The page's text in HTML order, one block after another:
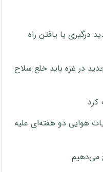
درگیری یا یافتن راه
در غزه باید خلع سلاح
کرد
هوایی دو هفته‌ای علیه
می‌دهیم